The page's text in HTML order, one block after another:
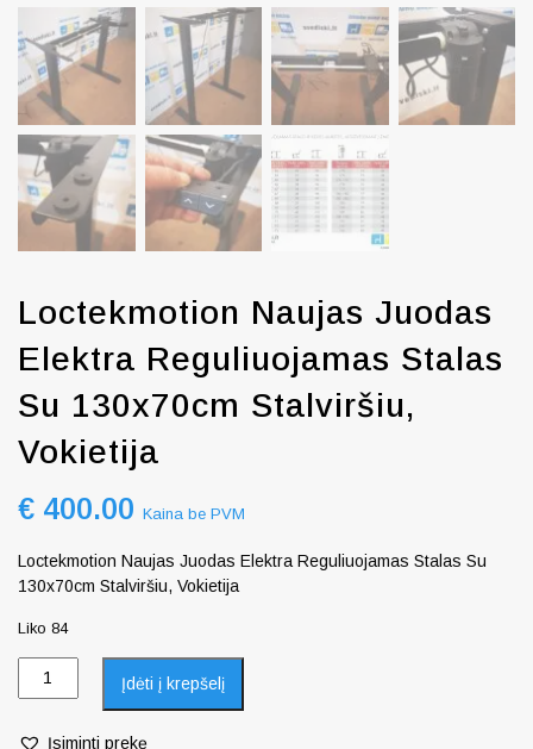
Loctekmotion Naujas Juodas
Elektra Reguliuojamas Stalas
Su 130x70cm Stalviršiu,
Vokietija
€ 400.00 Kaina be PVM
Loctekmotion Naujas Juodas Elektra Reguliuojamas Stalas Su
130x70cm Stalviršiu, Vokietija
Liko 84
Įdėti į krepšelį
Įsiminti prekę